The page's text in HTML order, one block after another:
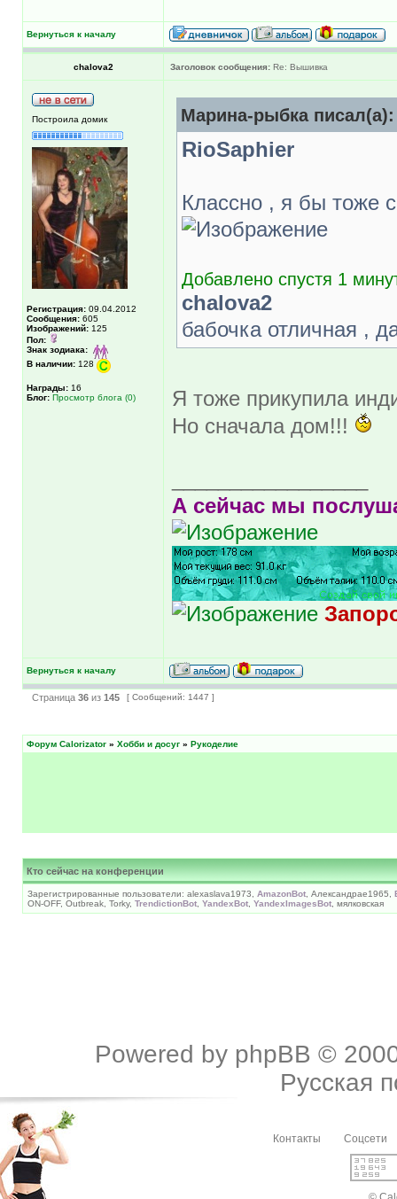
Вернуться к началу
chalova2 Заголовок сообщения: Re: Вышивка
Построила домик
Регистрация: 09.04.2012
Сообщения: 605
Изображений: 125
Пол:
Знак зодиака:
В наличии: 128
Награды: 16
Блог: Просмотр блога (0)
Марина-рыбка писал(а):
RioSaphier
Классно , я бы тоже
Добавлено спустя 1
chalova2
бабочка отличная ,
Я тоже прикупила
Но сначала дом!!!
А сейчас мы
Вернуться к началу
Страница 36 из 145 [ Сообщений: 1447 ]
Форум Calorizator » Хобби и досуг » Рукоделие
Кто сейчас на конференции
Зарегистрированные пользователи: alexaslava1973, AmazonBot , Александраe1965,
ON-OFF, Outbreak, Torky, TrendictionBot YandexBot YandexImagesBot , мялковская
Powered by phpBB ©
Русская
Контакты Соцсети